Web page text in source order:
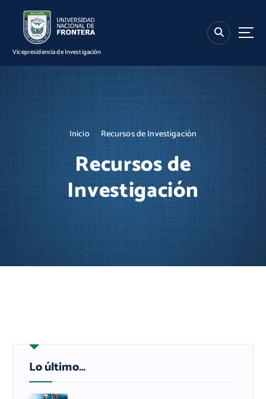
Vicepresidencia de Investigación
Inicio Recursos de Investigación
Recursos de
Investigación
Lo último…